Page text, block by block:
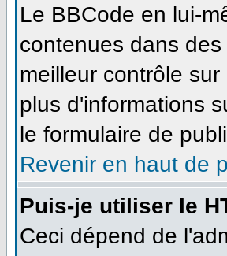
Le BBCode en lui-
contenues dans
meilleur contrôle
plus d'informations
le formulaire de
Revenir en haut de
Puis-je utiliser le
Ceci dépend de